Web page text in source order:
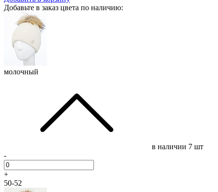
Добавьте в заказ цвета по наличию:
молочный
в наличии 7 шт
-
+
50-52